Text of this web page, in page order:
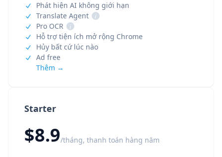
Starter
$8.9/tháng, thanh toán hàng năm
Phát hiện AI không giới hạn
Translate Agent
i
Pro OCR
i
Hỗ trợ tiện ích mở rộng Chrome
Hủy bất cứ lúc nào
Ad free
Thêm →